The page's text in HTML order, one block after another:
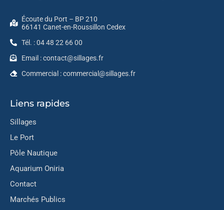
Écoute du Port – BP 210
66141 Canet-en-Roussillon Cedex
Tél. : 04 48 22 66 00
Email : contact@sillages.fr
Commercial : commercial@sillages.fr
Liens rapides
Sillages
Le Port
Pôle Nautique
Aquarium Oniria
Contact
Marchés Publics